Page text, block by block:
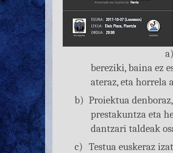
a)
bereziki, baina ez
ateraz, eta horrela
b) Proiektua
prestakuntza eta
dantzari taldeak
c) Testua euskeraz